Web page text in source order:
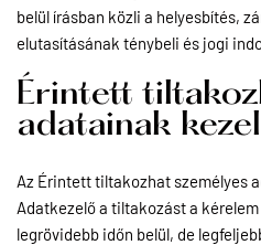
belül írásban közli a helyesbítés,
elutasításának ténybeli és jogi
Érintett
adatainak
Az Érintett tiltakozhat személyes
Adatkezelő a tiltakozást a
legrövidebb időn belül, de